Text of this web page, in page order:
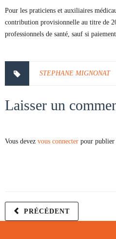
Pour les praticiens et auxiliaires
contribution provisionnelle au titre de
professionnels de santé, sauf si
STEPHANE MIGNONAT
Laisser un
Vous devez vous connecter pour publier
PRÉCÉDENT